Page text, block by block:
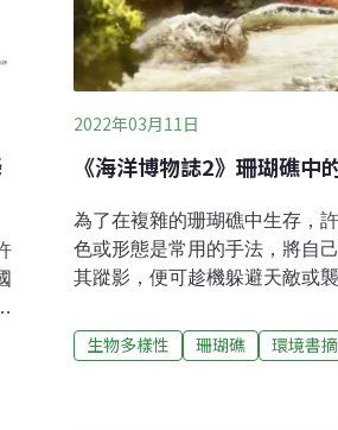
2022年03月11日
《海洋博物誌2》珊瑚礁中
為了在複雜的珊瑚礁中生存，
色或形態是常用的手法，將自
其蹤影，便可趁機躲避天敵或
態」（Mimicry），仿效其他對
毒的生物，讓天敵不敢任意靠
生物多樣性 珊瑚礁 環境書摘